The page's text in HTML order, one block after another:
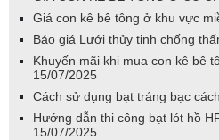
Giá con kê bê tông ở khu vực
Báo giá Lưới thủy tinh chống
Khuyến mãi khi mua con kê bê
15/07/2025
Cách sử dụng bạt tráng bạc
Hướng dẫn thi công bạt lót hồ
15/07/2025